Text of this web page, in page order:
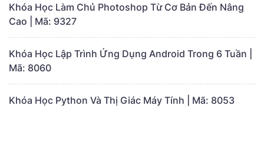
Khóa Học Làm Chủ Photoshop Từ Cơ Bản Đến Nâng
Cao | Mã: 9327
Khóa Học Lập Trình Ứng Dụng Android Trong 6 Tuần |
Mã: 8060
Khóa Học Python Và Thị Giác Máy Tính | Mã: 8053